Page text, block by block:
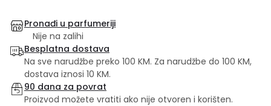
Pronađi u parfumeriji
Nije na zalihi
Besplatna dostava
Na sve narudžbe preko 100 KM. Za narudžbe do 100 KM,
dostava iznosi 10 KM.
90 dana za povrat
Proizvod možete vratiti ako nije otvoren i korišten.